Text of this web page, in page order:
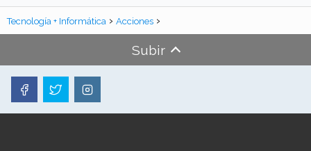
Tecnología + Informática Acciones
Subir